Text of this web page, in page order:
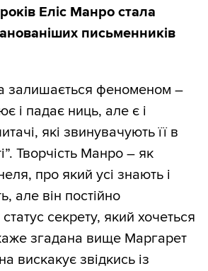
Еліс Манро стала
письменників
залишається феноменом –
і падає ниць, але є і
які звинувачують її в
Творчість Манро – як
про який усі знають і
але він постійно
секрету, який хочеться
згадана вище Маргарет
вискакує звідкись із